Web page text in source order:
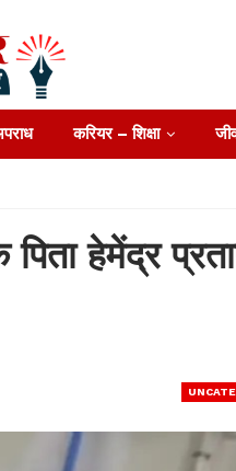
करियर – शिक्षा
पिता हेमेंद्र